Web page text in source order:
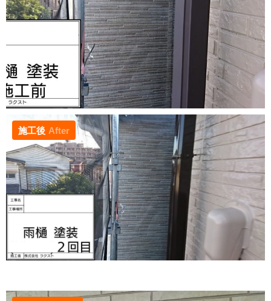
施工後 After